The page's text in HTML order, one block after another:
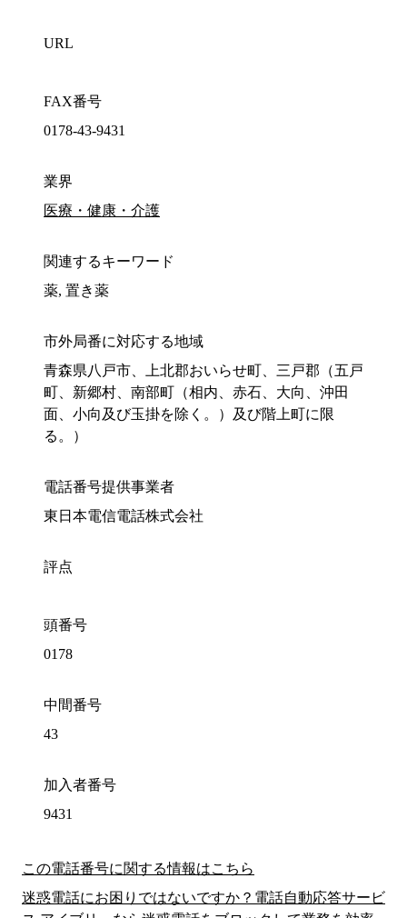
URL
FAX番号
0178-43-9431
業界
医療・健康・介護
関連するキーワード
薬, 置き薬
市外局番に対応する地域
青森県八戸市、上北郡おいらせ町、三戸郡（五戸
町、新郷村、南部町（相内、赤石、大向、沖田
面、小向及び玉掛を除く。）及び階上町に限
る。）
電話番号提供事業者
東日本電信電話株式会社
評点
頭番号
0178
中間番号
43
加入者番号
9431
この電話番号に関する情報はこちら
迷惑電話にお困りではないですか？電話自動応答サービ